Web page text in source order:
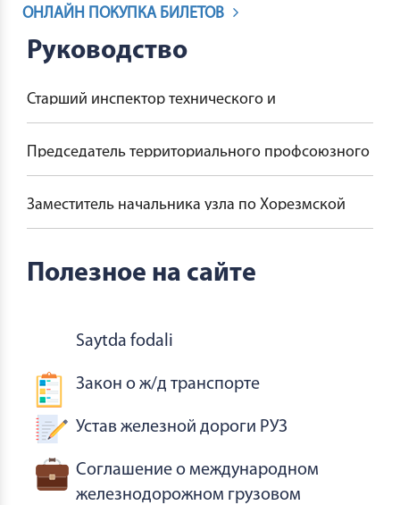
ОНЛАЙН ПОКУПКА БИЛЕТОВ
Руководство
Старший инспектор технического и
технологического контроля
Председатель территориального профсоюзного
комитета
Заместитель начальника узла по Хорезмской
области
Полезное на сайте
Saytda fodali
Закон о ж/д транспорте
Устав железной дороги РУЗ
Соглашение о международном
железнодорожном грузовом